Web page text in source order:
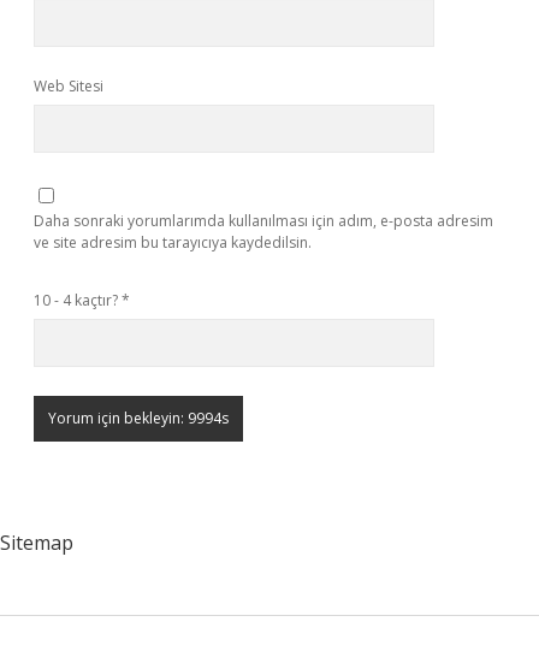
Web Sitesi
Daha sonraki yorumlarımda kullanılması için adım, e-posta adresim
ve site adresim bu tarayıcıya kaydedilsin.
10 - 4 kaçtır?*
Sitemap